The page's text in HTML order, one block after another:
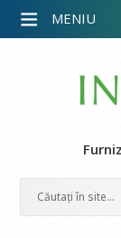
MENIU